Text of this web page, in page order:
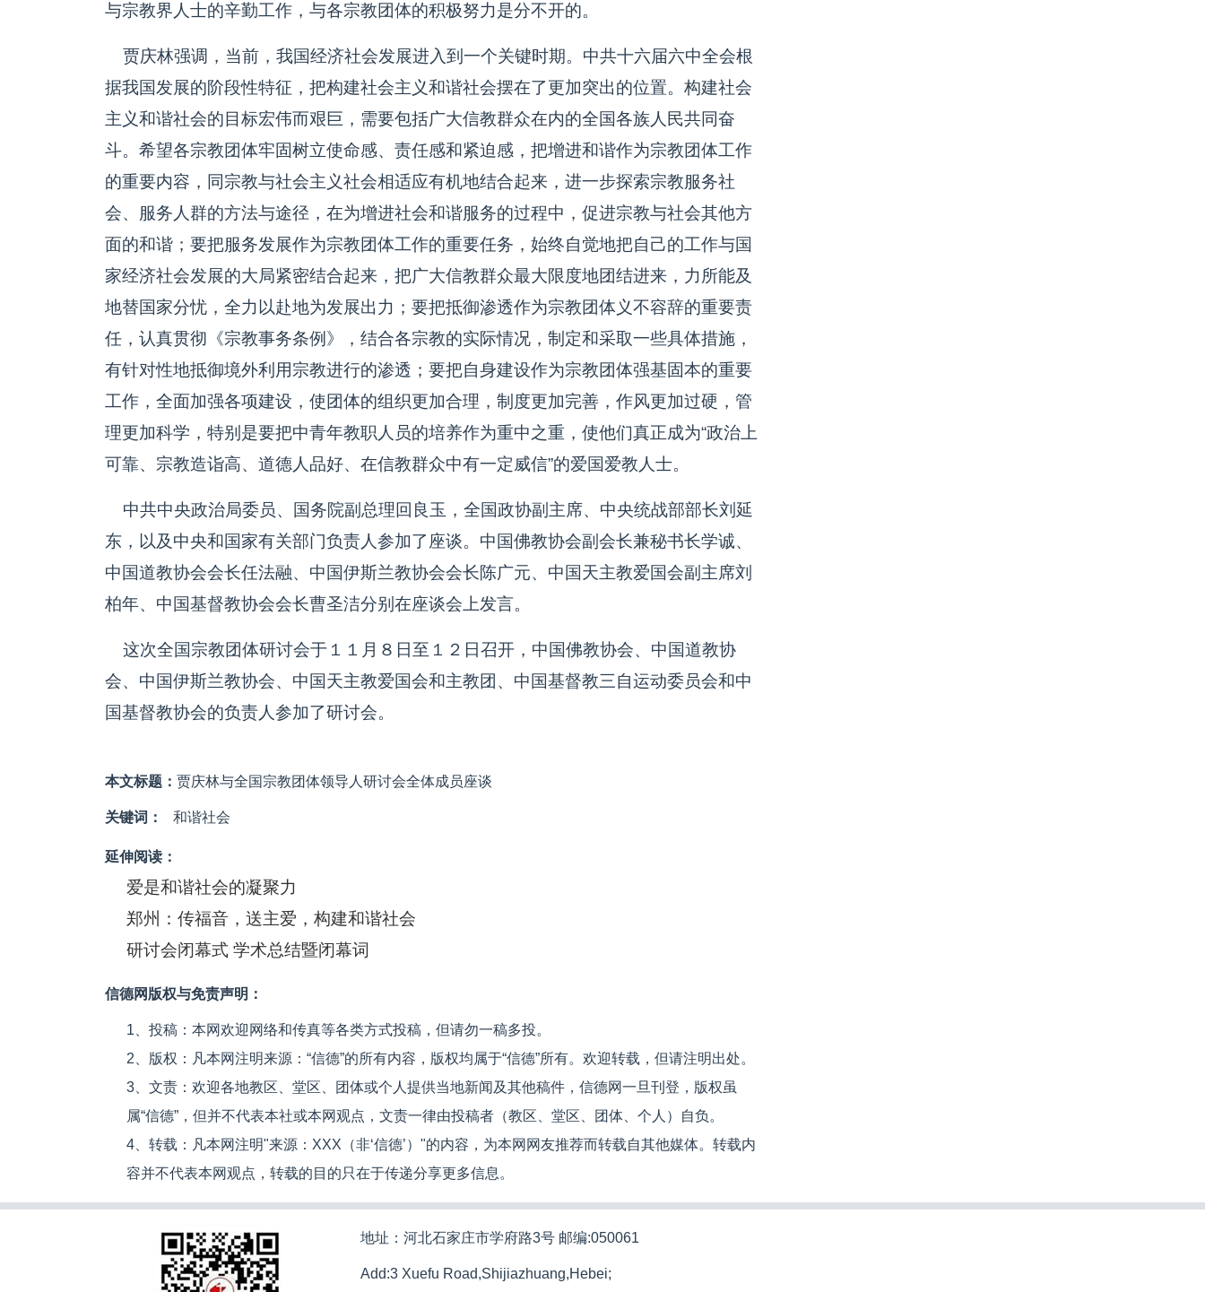
与宗教界人士的辛勤工作，与各宗教团体的积极努力是分不开的。
贾庆林强调，当前，我国经济社会发展进入到一个关键时期。中共十六届六中全会根
据我国发展的阶段性特征，把构建社会主义和谐社会摆在了更加突出的位置。构建社会
主义和谐社会的目标宏伟而艰巨，需要包括广大信教群众在内的全国各族人民共同奋
斗。希望各宗教团体牢固树立使命感、责任感和紧迫感，把增进和谐作为宗教团体工作
的重要内容，同宗教与社会主义社会相适应有机地结合起来，进一步探索宗教服务社
会、服务人群的方法与途径，在为增进社会和谐服务的过程中，促进宗教与社会其他方
面的和谐；要把服务发展作为宗教团体工作的重要任务，始终自觉地把自己的工作与国
家经济社会发展的大局紧密结合起来，把广大信教群众最大限度地团结进来，力所能及
地替国家分忧，全力以赴地为发展出力；要把抵御渗透作为宗教团体义不容辞的重要责
任，认真贯彻《宗教事务条例》，结合各宗教的实际情况，制定和采取一些具体措施，
有针对性地抵御境外利用宗教进行的渗透；要把自身建设作为宗教团体强基固本的重要
工作，全面加强各项建设，使团体的组织更加合理，制度更加完善，作风更加过硬，管
理更加科学，特别是要把中青年教职人员的培养作为重中之重，使他们真正成为“政治上
可靠、宗教造诣高、道德人品好、在信教群众中有一定威信”的爱国爱教人士。
中共中央政治局委员、国务院副总理回良玉，全国政协副主席、中央统战部部长刘延
东，以及中央和国家有关部门负责人参加了座谈。中国佛教协会副会长兼秘书长学诚、
中国道教协会会长任法融、中国伊斯兰教协会会长陈广元、中国天主教爱国会副主席刘
柏年、中国基督教协会会长曹圣洁分别在座谈会上发言。
这次全国宗教团体研讨会于１１月８日至１２日召开，中国佛教协会、中国道教协
会、中国伊斯兰教协会、中国天主教爱国会和主教团、中国基督教三自运动委员会和中
国基督教协会的负责人参加了研讨会。
本文标题： 贾庆林与全国宗教团体领导人研讨会全体成员座谈
关键词： 和谐社会
延伸阅读：
爱是和谐社会的凝聚力
郑州：传福音，送主爱，构建和谐社会
研讨会闭幕式 学术总结暨闭幕词
信德网版权与免责声明：
1、投稿：本网欢迎网络和传真等各类方式投稿，但请勿一稿多投。
2、版权：凡本网注明来源：“信德”的所有内容，版权均属于“信德”所有。欢迎转载，但请注明出处。
3、文责：欢迎各地教区、堂区、团体或个人提供当地新闻及其他稿件，信德网一旦刊登，版权虽
属“信德”，但并不代表本社或本网观点，文责一律由投稿者（教区、堂区、团体、个人）自负。
4、转载：凡本网注明"来源：XXX（非‘信德’）"的内容，为本网网友推荐而转载自其他媒体。转载内
容并不代表本网观点，转载的目的只在于传递分享更多信息。
地址：河北石家庄市学府路3号 邮编:050061
Add:3 Xuefu Road,Shijiazhuang,Hebei;